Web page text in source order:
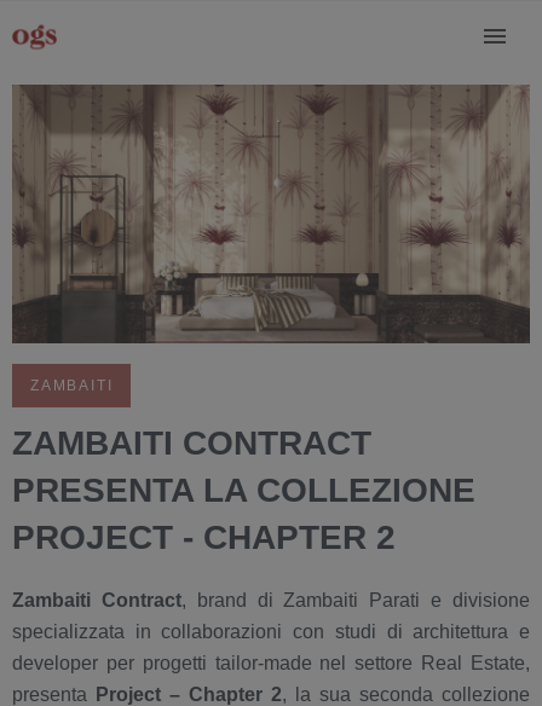
ZAMBAITI
ZAMBAITI CONTRACT
PRESENTA LA COLLEZIONE
PROJECT - CHAPTER 2
Zambaiti Contract, brand di Zambaiti Parati e divisione
specializzata in collaborazioni con studi di architettura e
developer per progetti tailor-made nel settore Real Estate,
presenta
Project – Chapter 2, la sua seconda collezione